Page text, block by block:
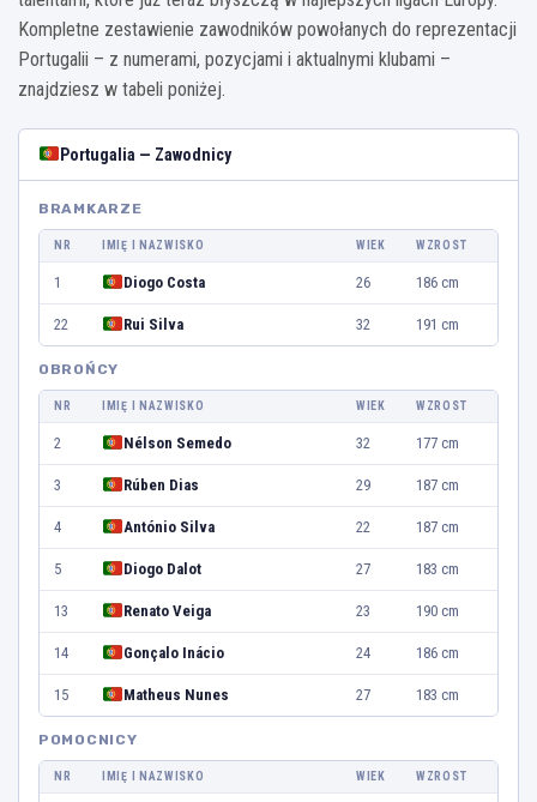
Kompletne zestawienie zawodników powołanych do reprezentacji
Portugalii – z numerami, pozycjami i aktualnymi klubami –
znajdziesz w tabeli poniżej.
Portugalia — Zawodnicy
BRAMKARZE
NR IMIĘ I NAZWISKO WIEK WZROST
1 Diogo Costa 26 186 cm
22 Rui Silva 32 191 cm
OBROŃCY
NR IMIĘ I NAZWISKO WIEK WZROST
2 Nélson Semedo 32 177 cm
3 Rúben Dias 29 187 cm
4 António Silva 22 187 cm
5 Diogo Dalot 27 183 cm
13 Renato Veiga 23 190 cm
14 Gonçalo Inácio 24 186 cm
15 Matheus Nunes 27 183 cm
POMOCNICY
NR IMIĘ I NAZWISKO WIEK WZROST